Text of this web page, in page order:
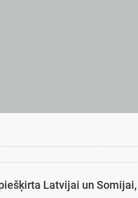
Latvijai un Somijai,